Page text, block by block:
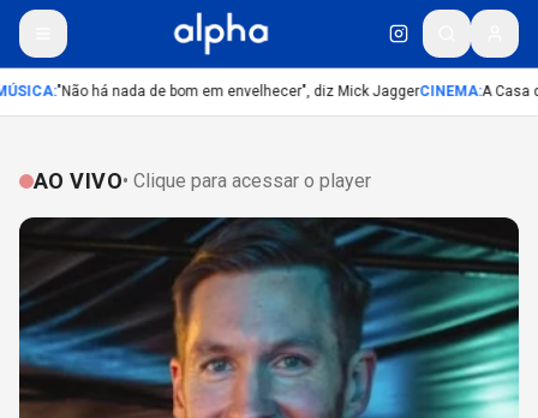
:"Não há nada de bom em envelhecer", diz Mick JaggerCINEMA:A Casa
AO VIVO• Clique para acessar o player